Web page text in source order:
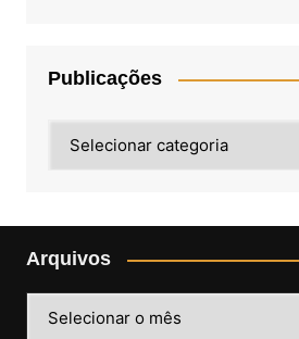
Publicações
Arquivos